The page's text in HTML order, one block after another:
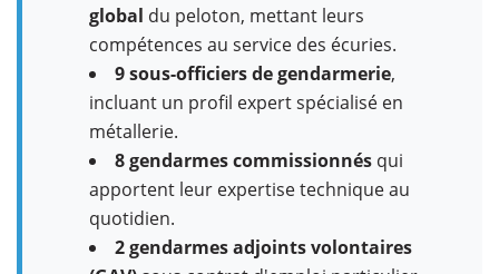
global du peloton, mettant leurs
compétences au service des écuries.
9 sous-officiers de gendarmerie,
incluant un profil expert spécialisé en
métallerie.
8 gendarmes commissionnés qui
apportent leur expertise technique au
quotidien.
2 gendarmes adjoints volontaires